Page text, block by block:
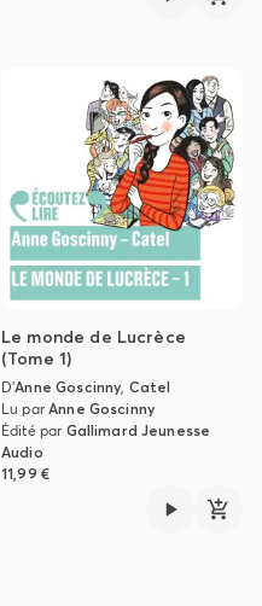
Le monde de Lucrèce
(Tome 1)
D'Anne Goscinny, Catel
Lu parAnne Goscinny
Édité par Gallimard Jeunesse
Audio
11,99 €